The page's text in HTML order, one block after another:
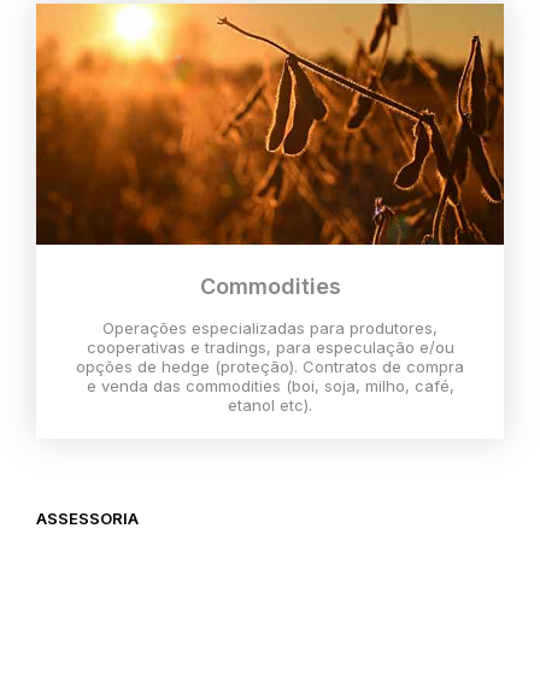
Commodities
Operações especializadas para produtores,
cooperativas e tradings, para especulação e/ou
opções de hedge (proteção). Contratos de compra
e venda das commodities (boi, soja, milho, café,
etanol etc).
ASSESSORIA